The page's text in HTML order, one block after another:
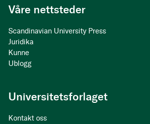
Våre nettsteder
Scandinavian University Press
Juridika
Kunne
Ublogg
Universitetsforlaget
Kontakt oss